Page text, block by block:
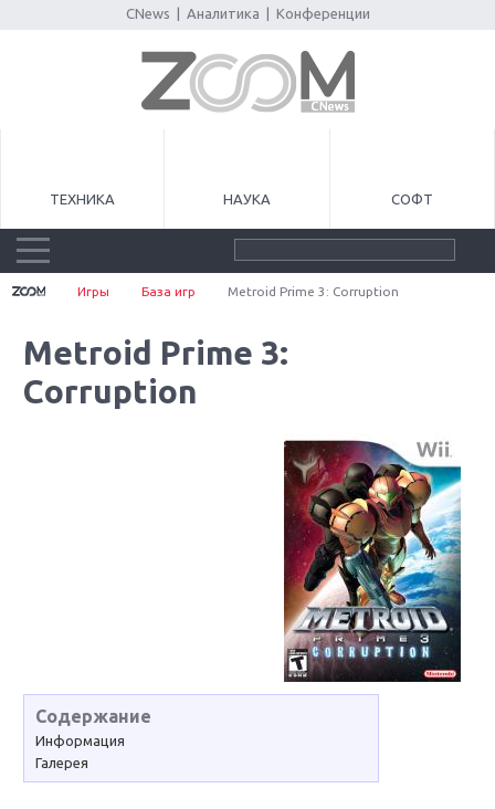
CNews Аналитика Конференции
ТЕХНИКА НАУКА СОФТ
Игры База игр Metroid Prime 3: Corruption
Metroid Prime 3:
Corruption
Содержание
Информация
Галерея